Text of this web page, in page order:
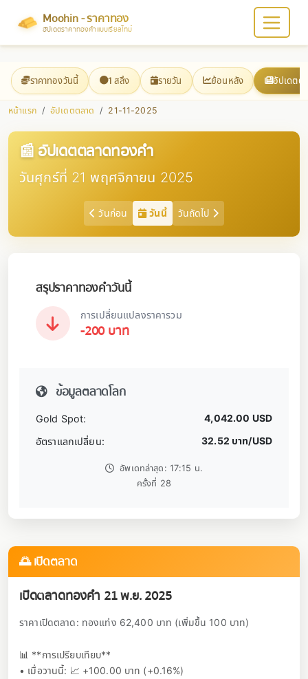
Moohin - ราคาทอง
อัปเดตราคาทองคำแบบเรียลไทม์
ราคาทองวันนี้ 1 สลึง รายวัน ย้อนหลัง อัปเดตต
หน้าแรก อัปเดตตลาด 21-11-2025
📰 อัปเดตตลาดทองคำ
วันศุกร์ที่ 21 พฤศจิกายน 2025
วันก่อน วันนี้ วันถัดไป
สรุปราคาทองคำวันนี้
การเปลี่ยนแปลงราคารวม
-200 บาท
ข้อมูลตลาดโลก
Gold Spot:
4,042.00 USD
อัตราแลกเปลี่ยน:
32.52 บาท/USD
อัพเดทล่าสุด: 17:15 น.
ครั้งที่ 28
🌅 เปิดตลาด
เปิดตลาดทองคำ 21 พ.ย. 2025
ราคาเปิดตลาด: ทองแท่ง 62,400 บาท (เพิ่มขึ้น 100 บาท)
📊 **การเปรียบเทียบ**
• เมื่อวานนี้: 📈 +100.00 บาท (+0.16%)